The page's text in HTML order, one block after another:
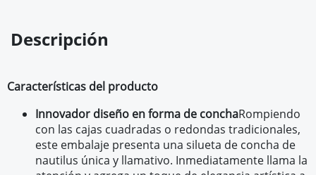
Descripción
Características del producto
Innovador diseño en forma de conchaRompiendo
con las cajas cuadradas o redondas tradicionales,
este embalaje presenta una silueta de concha de
nautilus única y llamativo. Inmediatamente llama la